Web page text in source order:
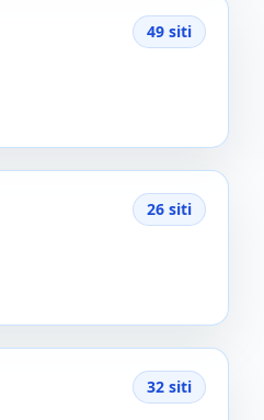
49 siti
26 siti
32 siti